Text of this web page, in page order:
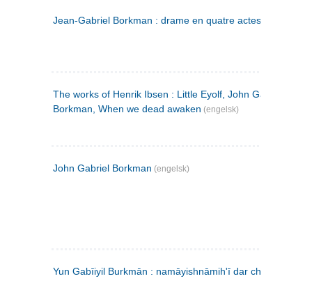
Jean-Gabriel Borkman : drame en quatre actes
The works of Henrik Ibsen : Little Eyolf, John Gabriel
Borkman, When we dead awaken (engelsk)
John Gabriel Borkman (engelsk)
Yun Gabīiyil Burkmān : namāyishnāmihʹī dar chahār pardih